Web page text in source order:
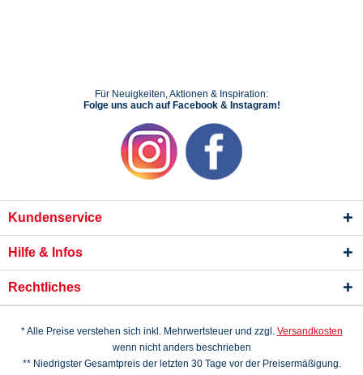
Für Neuigkeiten, Aktionen & Inspiration:
Folge uns auch auf Facebook & Instagram!
Kundenservice
Hilfe & Infos
Rechtliches
* Alle Preise verstehen sich inkl. Mehrwertsteuer und zzgl. Versandkosten
wenn nicht anders beschrieben
** Niedrigster Gesamtpreis der letzten 30 Tage vor der Preisermäßigung.